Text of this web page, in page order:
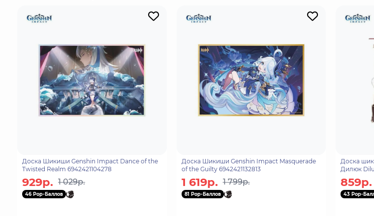
Доска Шикиши Genshin Impact Dance of the
Twisted Realm 6942421104278
929р. 1 029р.
46 Pop-Баллов
Доска Шикиши Genshin Impact Masquerade
of the Guilty 6942421132813
1 619р. 1 799р.
81 Pop-Баллов
Доска
Дилюк
859р.
43 Pop-